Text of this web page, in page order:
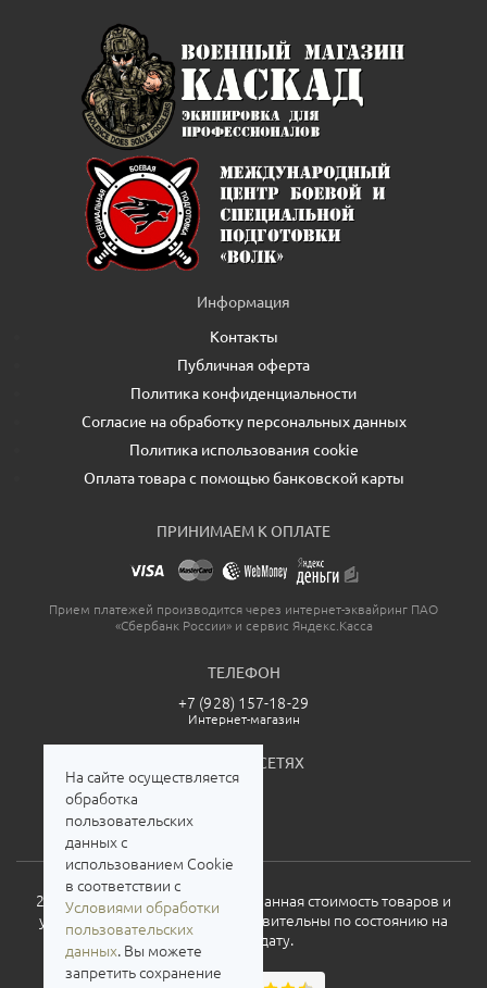
Информация
Контакты
Публичная оферта
Политика конфиденциальности
Согласие на обработку персональных данных
Политика использования cookie
Оплата товара с помощью банковской карты
ПРИНИМАЕМ К ОПЛАТЕ
Прием платежей производится через интернет-эквайринг ПАО
«Сбербанк России» и сервис Яндекс.Касса
ТЕЛЕФОН
+7 (928) 157-18-29
Интернет-магазин
МЫ В СОЦСЕТЯХ
2026. Все права защищены. Указанная стоимость товаров и
условия их приобретения действительны по состоянию на
текущую дату.
На сайте осуществляется
обработка
пользовательских
данных с
использованием Cookie
в соответствии с
Условиями обработки
пользовательских
данных. Вы можете
запретить сохранение